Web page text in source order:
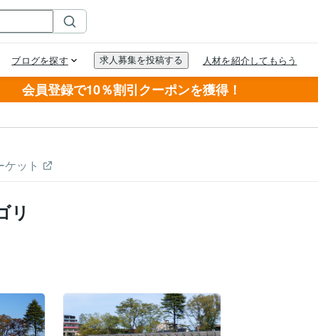
会員登録で10％割引クーポンを獲得！
ケット
リ